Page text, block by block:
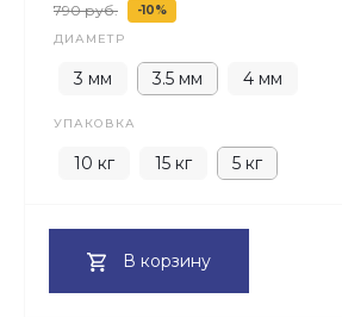
790 руб.
-10%
ДИАМЕТР
3 мм 3.5 мм 4 мм
УПАКОВКА
10 кг 15 кг 5 кг
В корзину